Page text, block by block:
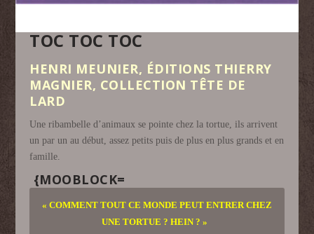
TOC TOC TOC
HENRI MEUNIER, ÉDITIONS THIERRY
MAGNIER, COLLECTION TÊTE DE
LARD
Une ribambelle d’animaux se pointe chez la tortue, ils arrivent
un par un au début, assez petits puis de plus en plus grands et en
famille.
{MOOBLOCK=
« COMMENT TOUT CE MONDE PEUT ENTRER CHEZ
UNE TORTUE ? HEIN ? »